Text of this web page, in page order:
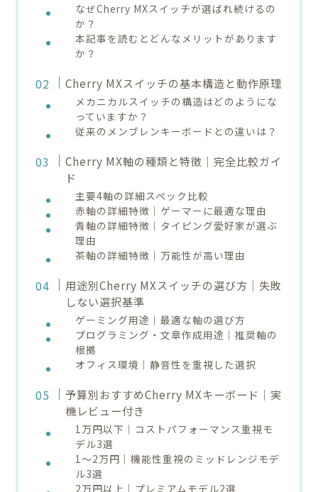
なぜCherry MXスイッチが選ばれ続けるの
か？
本記事を読むとどんなメリットがあります
か？
Cherry MXスイッチの基本構造と動作原理
メカニカルスイッチの構造はどのようにな
っていますか？
従来のメンブレンキーボードとの違いは？
Cherry MX軸の種類と特徴｜完全比較ガイ
ド
主要4軸の詳細スペック比較
赤軸の詳細特徴｜ゲーマーに最適な理由
青軸の詳細特徴｜タイピング愛好家が選ぶ
理由
茶軸の詳細特徴｜万能性が高い理由
用途別Cherry MXスイッチの選び方｜失敗
しない選択基準
ゲーミング用途｜最適な軸の選び方
プログラミング・文章作成用途｜推奨軸の
根拠
オフィス環境｜静音性を重視した選択
予算別おすすめCherry MXキーボード｜実
機レビュー付き
1万円以下｜コストパフォーマンス重視モ
デル3選
1〜2万円｜機能性重視のミッドレンジモデ
ル3選
2万円以上｜プレミアムモデル2選